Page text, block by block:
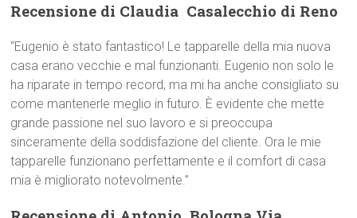
Recensione di Claudia  Casalecchio di Reno
“Eugenio è stato fantastico! Le tapparelle della mia nuova
casa erano vecchie e mal funzionanti. Eugenio non solo le
ha riparate in tempo record, ma mi ha anche consigliato su
come mantenerle meglio in futuro. È evidente che mette
grande passione nel suo lavoro e si preoccupa
sinceramente della soddisfazione del cliente. Ora le mie
tapparelle funzionano perfettamente e il comfort di casa
mia è migliorato notevolmente.”